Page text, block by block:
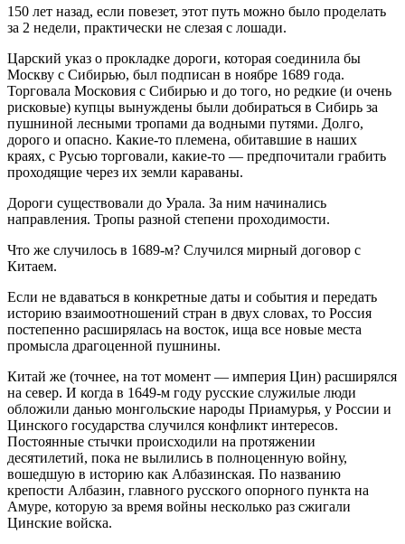
150 лет назад, если повезет, этот путь можно было проделать
за 2 недели, практически не слезая с лошади.
Царский указ о прокладке дороги, которая соединила бы
Москву с Сибирью, был подписан в ноябре 1689 года.
Торговала Московия с Сибирью и до того, но редкие (и очень
рисковые) купцы вынуждены были добираться в Сибирь за
пушниной лесными тропами да водными путями. Долго,
дорого и опасно. Какие-то племена, обитавшие в наших
краях, с Русью торговали, какие-то — предпочитали грабить
проходящие через их земли караваны.
Дороги существовали до Урала. За ним начинались
направления. Тропы разной степени проходимости.
Что же случилось в 1689-м? Случился мирный договор с
Китаем.
Если не вдаваться в конкретные даты и события и передать
историю взаимоотношений стран в двух словах, то Россия
постепенно расширялась на восток, ища все новые места
промысла драгоценной пушнины.
Китай же (точнее, на тот момент — империя Цин) расширялся
на север. И когда в 1649-м году русские служилые люди
обложили данью монгольские народы Приамурья, у России и
Цинского государства случился конфликт интересов.
Постоянные стычки происходили на протяжении
десятилетий, пока не вылились в полноценную войну,
вошедшую в историю как Албазинская. По названию
крепости Албазин, главного русского опорного пункта на
Амуре, которую за время войны несколько раз сжигали
Цинские войска.